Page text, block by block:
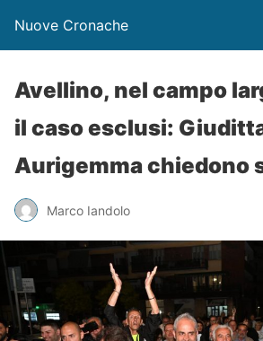
Nuove Cronache
Avellino, nel campo
il caso esclusi:
Aurigemma chiedono
Marco Iandolo